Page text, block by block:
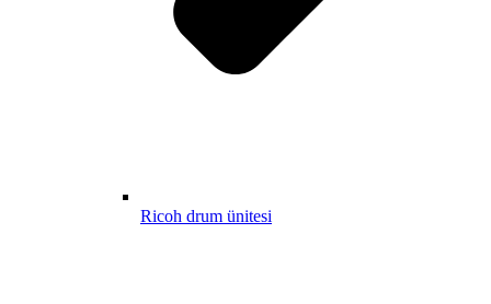
Ricoh drum ünitesi